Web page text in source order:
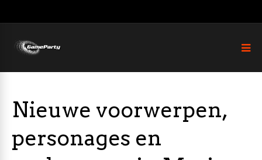
Nieuwe voorwerpen,
personages en